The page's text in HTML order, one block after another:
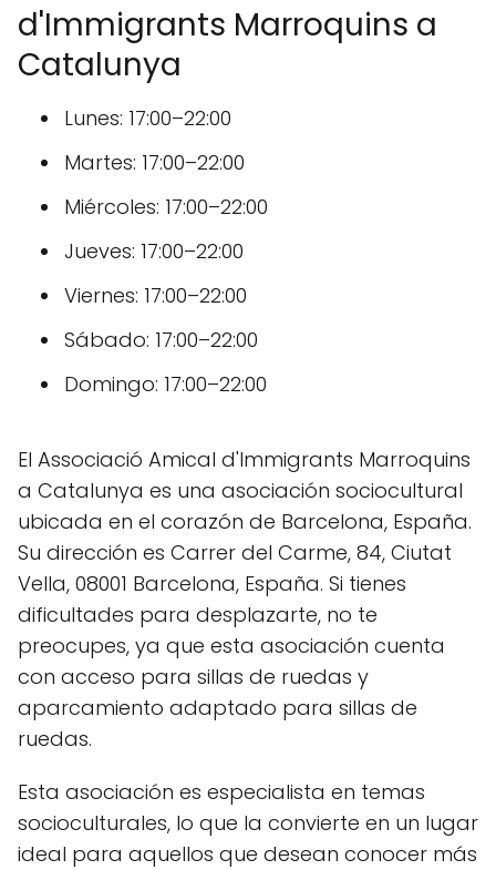
d'Immigrants Marroquins a
Catalunya
Lunes: 17:00–22:00
Martes: 17:00–22:00
Miércoles: 17:00–22:00
Jueves: 17:00–22:00
Viernes: 17:00–22:00
Sábado: 17:00–22:00
Domingo: 17:00–22:00
El Associació Amical d'Immigrants Marroquins
a Catalunya es una asociación sociocultural
ubicada en el corazón de Barcelona, España.
Su dirección es Carrer del Carme, 84, Ciutat
Vella, 08001 Barcelona, España. Si tienes
dificultades para desplazarte, no te
preocupes, ya que esta asociación cuenta
con acceso para sillas de ruedas y
aparcamiento adaptado para sillas de
ruedas.
Esta asociación es especialista en temas
socioculturales, lo que la convierte en un lugar
ideal para aquellos que desean conocer más